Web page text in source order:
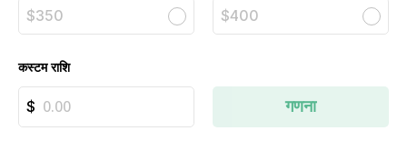
$350 $400
कस्टम राशि
गणना